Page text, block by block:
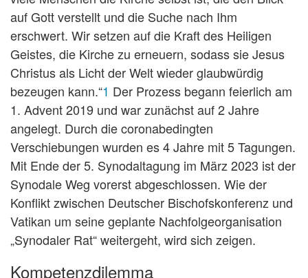
auf Gott verstellt und die Suche nach Ihm
erschwert. Wir setzen auf die Kraft des Heiligen
Geistes, die Kirche zu erneuern, sodass sie Jesus
Christus als Licht der Welt wieder glaubwürdig
bezeugen kann.“1 Der Prozess begann feierlich am
1. Advent 2019 und war zunächst auf 2 Jahre
angelegt. Durch die coronabedingten
Verschiebungen wurden es 4 Jahre mit 5 Tagungen.
Mit Ende der 5. Synodaltagung im März 2023 ist der
Synodale Weg vorerst abgeschlossen. Wie der
Konflikt zwischen Deutscher Bischofskonferenz und
Vatikan um seine geplante Nachfolgeorganisation
„Synodaler Rat“ weitergeht, wird sich zeigen.
Kompetenzdilemma